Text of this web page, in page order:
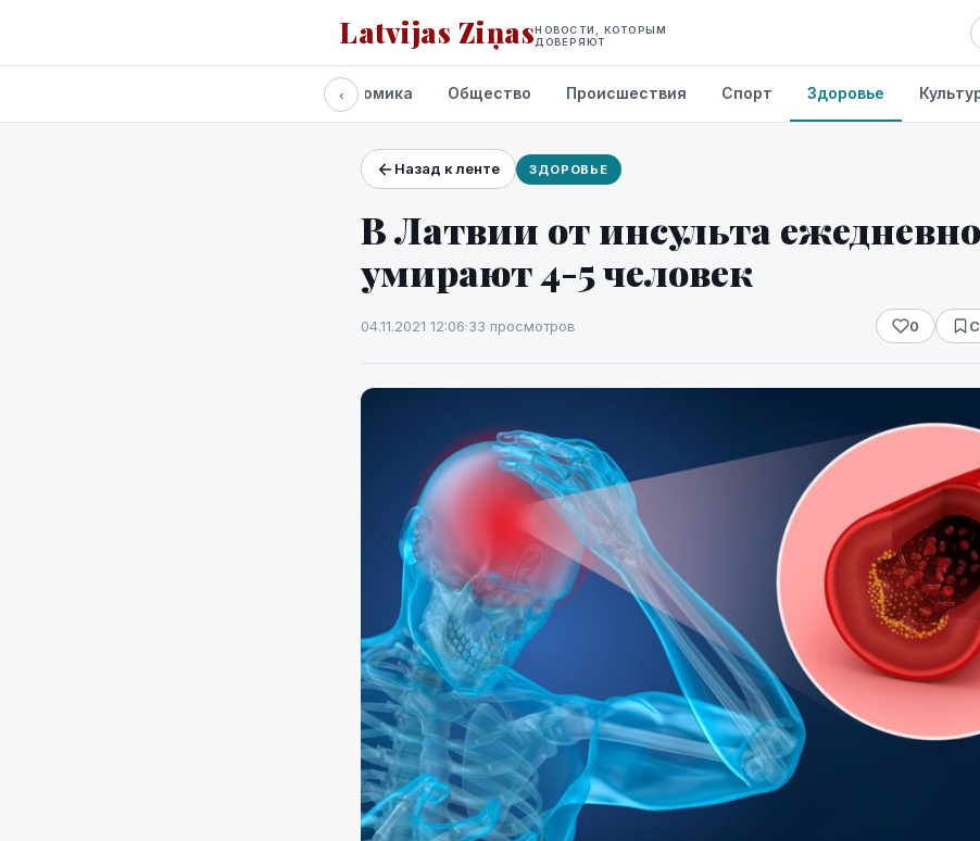
Latvijas ZiņasНОВОСТИ, КОТОРЫМ
ДОВЕРЯЮТ
Проекты и сервисы
‹
Экономика Общество Происшествия Спорт Здоровье
Назад к ленте ЗДОРОВЬЕ
В Латвии от инсульта ежедневно
умирают 4-5 человек
04.11.2021 12:06·33 просмотров 0